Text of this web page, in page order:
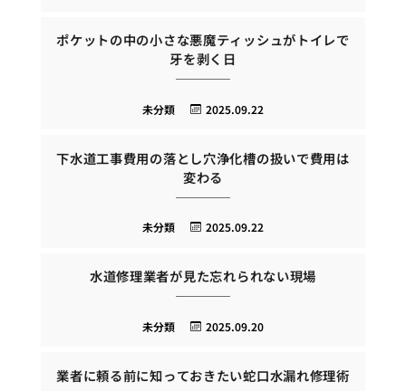
ポケットの中の小さな悪魔ティッシュがトイレで
牙を剥く日
2025.09.22
未分類
下水道工事費用の落とし穴浄化槽の扱いで費用は
変わる
2025.09.22
未分類
水道修理業者が見た忘れられない現場
2025.09.20
未分類
業者に頼る前に知っておきたい蛇口水漏れ修理術